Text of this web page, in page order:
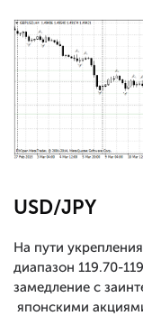
USD/JPY
На пути
диапазон 119.70-
замедление с
японскими